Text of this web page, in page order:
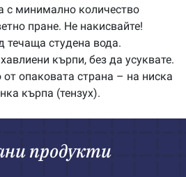
с минимално количество
пране. Не накисвайте!
течаща студена вода.
кърпи, без да усуквате.
опаковата страна – на ниска
кърпа (тензух).
продукти